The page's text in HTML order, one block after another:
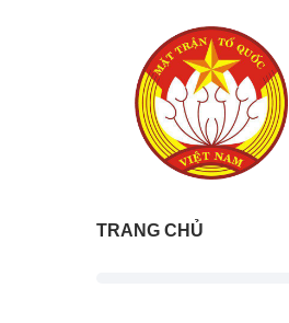
TRANG CHỦ